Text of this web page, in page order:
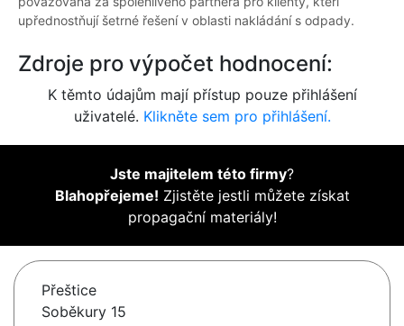
upřednostňují šetrné řešení v oblasti nakládání s odpady.
Zdroje pro výpočet hodnocení:
K těmto údajům mají přístup pouze přihlášení
uživatelé. Klikněte sem pro přihlášení.
Jste majitelem této firmy?
Blahopřejeme! Zjistěte jestli můžete získat
propagační materiály!
Přeštice
Soběkury 15